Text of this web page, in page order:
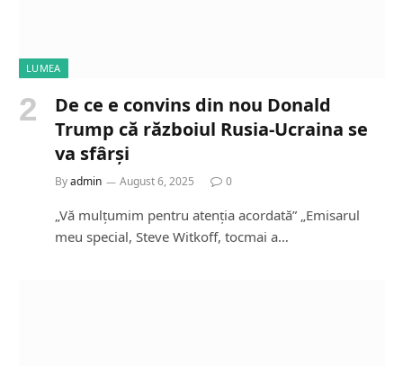
LUMEA
De ce e convins din nou Donald
Trump că războiul Rusia-Ucraina se
va sfârși
Byadmin August 6, 2025 0
„Vă mulțumim pentru atenția acordată” „Emisarul
meu special, Steve Witkoff, tocmai a…